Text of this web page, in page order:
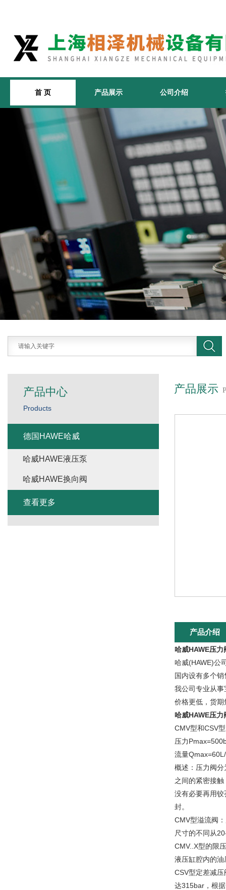
首 页 产品展示 公司介绍
产品展示
产品介绍
哈威HAWE压力
哈威(HAWE)公
国内设有多个
我公司专业从
价格更低，货
哈威HAWE压力
CMV型和CSV
压力
流量
概述：压力阀
之间的紧密接
没有必要再用
封。
CMV型溢流阀
尺寸的不同从
CMV..X型的限
液压缸腔内的
CSV型定差减
达315bar，根
产品中心
Products
德国HAWE哈威
哈威HAWE液压泵
哈威HAWE换向阀
查看更多